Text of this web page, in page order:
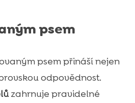
psem
psem přináší nejen
odpovědnost.
zahrnuje pravidelné